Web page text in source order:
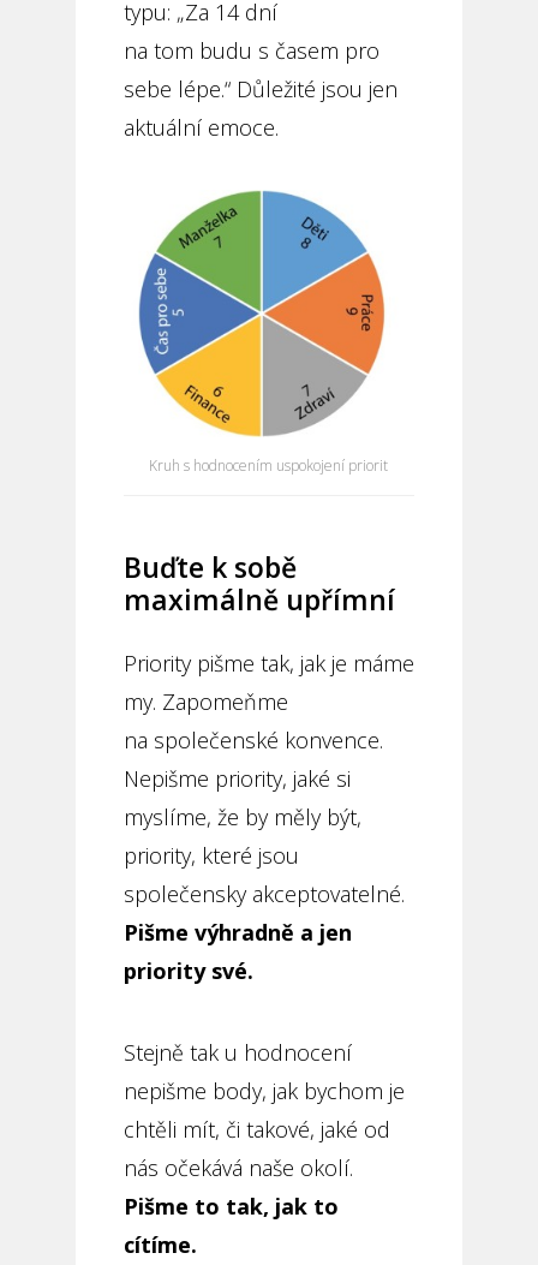
typu: „Za 14 dní
na tom budu s časem pro
sebe lépe.“ Důležité jsou jen
aktuální emoce.
Kruh s hodnocením uspokojení priorit
Buďte k sobě
maximálně upřímní
Priority pišme tak, jak je máme
my. Zapomeňme
na společenské konvence.
Nepišme priority, jaké si
myslíme, že by měly být,
priority, které jsou
společensky akceptovatelné.
Pišme výhradně a jen
priority své.
Stejně tak u hodnocení
nepišme body, jak bychom je
chtěli mít, či takové, jaké od
nás očekává naše okolí.
Pišme to tak, jak to
cítíme.